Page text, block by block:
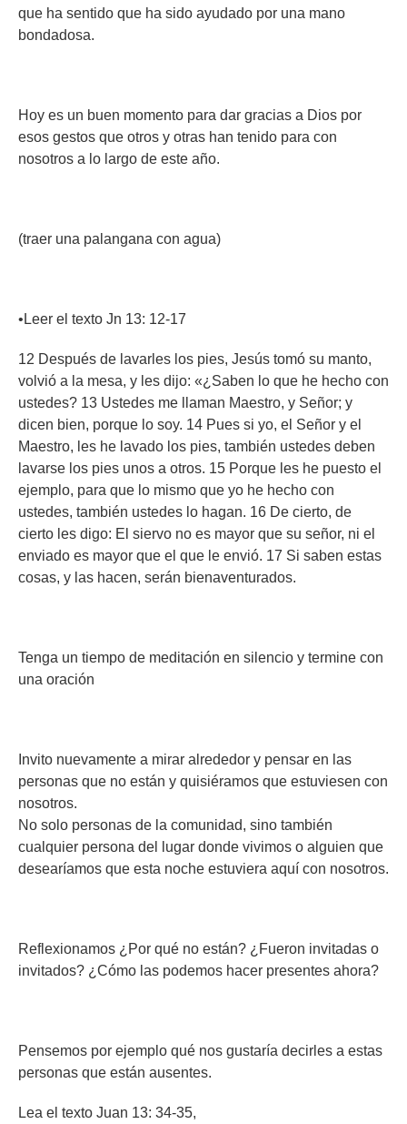
que ha sentido que ha sido ayudado por una mano
bondadosa.
Hoy es un buen momento para dar gracias a Dios por
esos gestos que otros y otras han tenido para con
nosotros a lo largo de este año.
(traer una palangana con agua)
•Leer el texto Jn 13: 12-17
12 Después de lavarles los pies, Jesús tomó su manto,
volvió a la mesa, y les dijo: «¿Saben lo que he hecho con
ustedes? 13 Ustedes me llaman Maestro, y Señor; y
dicen bien, porque lo soy. 14 Pues si yo, el Señor y el
Maestro, les he lavado los pies, también ustedes deben
lavarse los pies unos a otros. 15 Porque les he puesto el
ejemplo, para que lo mismo que yo he hecho con
ustedes, también ustedes lo hagan. 16 De cierto, de
cierto les digo: El siervo no es mayor que su señor, ni el
enviado es mayor que el que le envió. 17 Si saben estas
cosas, y las hacen, serán bienaventurados.
Tenga un tiempo de meditación en silencio y termine con
una oración
Invito nuevamente a mirar alrededor y pensar en las
personas que no están y quisiéramos que estuviesen con
nosotros.
No solo personas de la comunidad, sino también
cualquier persona del lugar donde vivimos o alguien que
desearíamos que esta noche estuviera aquí con nosotros.
Reflexionamos ¿Por qué no están? ¿Fueron invitadas o
invitados? ¿Cómo las podemos hacer presentes ahora?
Pensemos por ejemplo qué nos gustaría decirles a estas
personas que están ausentes.
Lea el texto Juan 13: 34-35,